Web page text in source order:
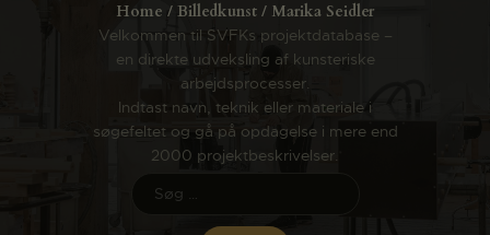
Home Billedkunst Marika Seidler
Velkommen til SVFKs projektdatabase –
en direkte udveksling af kunsteriske
arbejdsprocesser.
Indtast navn, teknik eller materiale i
søgefeltet og gå på opdagelse i mere end
2000 projektbeskrivelser.
CHANNEL
ANSØG
OM SVFK
ENGLISH